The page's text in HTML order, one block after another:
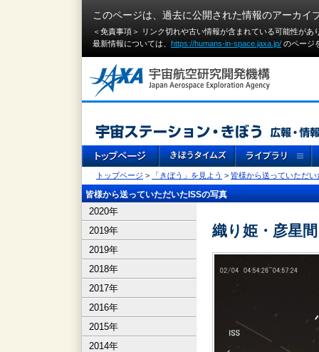
このページは、過去に公開された情報のアーカイ
＜免責事項＞ リンク切れや古い情報が含まれている可能性が
最新情報については、 https://humans-in-space.jaxa.jp/ のページ
トップページ > 「きぼう」を見よう > 皆様から送っていただい
皆様から送っていただいたISSの写真
2020年
2019年
2019年
2018年
2017年
2016年
2015年
2014年
織り姫・彦星